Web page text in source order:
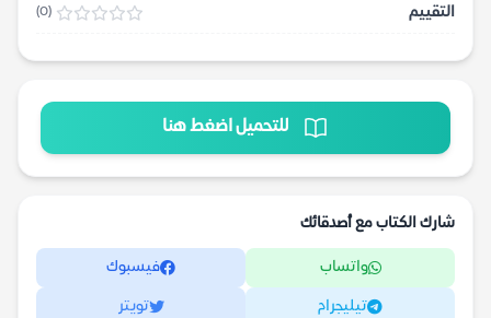
التقييم
(0)
للتحميل اضغط هنا
شارك الكتاب مع أصدقائك
واتساب فيسبوك
تيليجرام تويتر